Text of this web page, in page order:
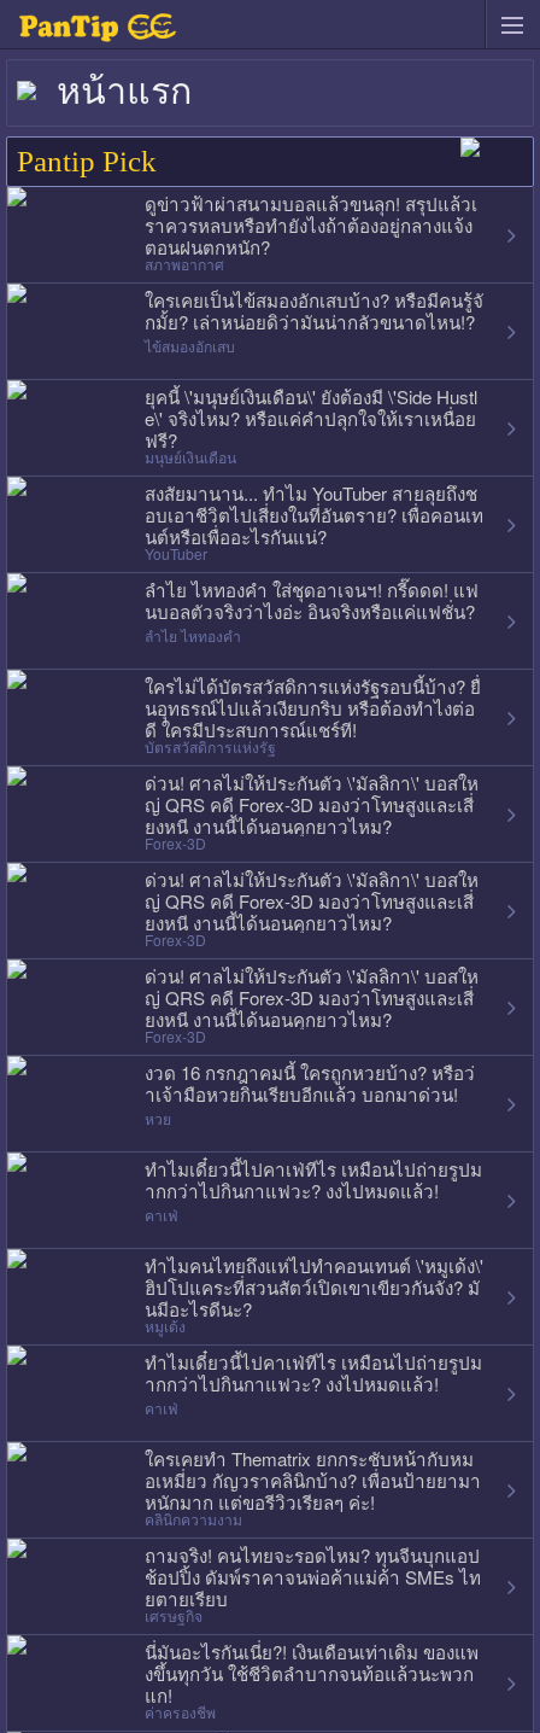
หน้าแรก
Pantip Pick
ดูข่าวฟ้าผ่าสนามบอลแล้วขนลุก! สรุปแล้วเ
ราควรหลบหรือทำยังไงถ้าต้องอยู่กลางแจ้ง
ตอนฝนตกหนัก?
สภาพอากาศ
ใครเคยเป็นไข้สมองอักเสบบ้าง? หรือมีคนรู้จั
กมั้ย? เล่าหน่อยดิว่ามันน่ากลัวขนาดไหน!?
ไข้สมองอักเสบ
ยุคนี้ \'มนุษย์เงินเดือน\' ยังต้องมี \'Side Hustl
e\' จริงไหม? หรือแค่คำปลุกใจให้เราเหนื่อย
ฟรี?
มนุษย์เงินเดือน
สงสัยมานาน... ทำไม YouTuber สายลุยถึงช
อบเอาชีวิตไปเสี่ยงในที่อันตราย? เพื่อคอนเท
นต์หรือเพื่ออะไรกันแน่?
YouTuber
ลำไย ไหทองคำ ใส่ชุดอาเจนฯ! กรี๊ดดด! แฟ
นบอลตัวจริงว่าไงอ่ะ อินจริงหรือแค่แฟชั่น?
ลำไย ไหทองคำ
ใครไม่ได้บัตรสวัสดิการแห่งรัฐรอบนี้บ้าง? ยื่
นอุทธรณ์ไปแล้วเงียบกริบ หรือต้องทำไงต่อ
ดี ใครมีประสบการณ์แชร์ที!
บัตรสวัสดิการแห่งรัฐ
ด่วน! ศาลไม่ให้ประกันตัว \'มัลลิกา\' บอสให
ญ่ QRS คดี Forex-3D มองว่าโทษสูงและเสี่
ยงหนี งานนี้ได้นอนคุกยาวไหม?
Forex-3D
ด่วน! ศาลไม่ให้ประกันตัว \'มัลลิกา\' บอสให
ญ่ QRS คดี Forex-3D มองว่าโทษสูงและเสี่
ยงหนี งานนี้ได้นอนคุกยาวไหม?
Forex-3D
ด่วน! ศาลไม่ให้ประกันตัว \'มัลลิกา\' บอสให
ญ่ QRS คดี Forex-3D มองว่าโทษสูงและเสี่
ยงหนี งานนี้ได้นอนคุกยาวไหม?
Forex-3D
งวด 16 กรกฎาคมนี้ ใครถูกหวยบ้าง? หรือว่
าเจ้ามือหวยกินเรียบอีกแล้ว บอกมาด่วน!
หวย
ทำไมเดี๋ยวนี้ไปคาเฟ่ทีไร เหมือนไปถ่ายรูปม
ากกว่าไปกินกาแฟวะ? งงไปหมดแล้ว!
คาเฟ่
ทำไมคนไทยถึงแห่ไปทำคอนเทนต์ \'หมูเด้ง\'
ฮิปโปแคระที่สวนสัตว์เปิดเขาเขียวกันจัง? มั
นมีอะไรดีนะ?
หมูเด้ง
ทำไมเดี๋ยวนี้ไปคาเฟ่ทีไร เหมือนไปถ่ายรูปม
ากกว่าไปกินกาแฟวะ? งงไปหมดแล้ว!
คาเฟ่
ใครเคยทำ Thematrix ยกกระชับหน้ากับหม
อเหมี่ยว กัญวราคลินิกบ้าง? เพื่อนป้ายยามา
หนักมาก แต่ขอรีวิวเรียลๆ ค่ะ!
คลินิกความงาม
ถามจริง! คนไทยจะรอดไหม? ทุนจีนบุกแอป
ช้อปปิ้ง ดัมพ์ราคาจนพ่อค้าแม่ค้า SMEs ไท
ยตายเรียบ
เศรษฐกิจ
นี่มันอะไรกันเนี่ย?! เงินเดือนเท่าเดิม ของแพ
งขึ้นทุกวัน ใช้ชีวิตลำบากจนท้อแล้วนะพวก
แก!
ค่าครองชีพ